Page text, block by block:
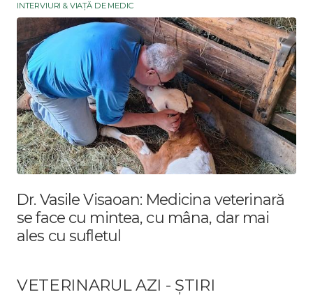
INTERVIURI & VIAȚĂ DE MEDIC
Dr. Vasile Visaoan: Medicina veterinară
se face cu mintea, cu mâna, dar mai
ales cu sufletul
VETERINARUL AZI - ȘTIRI